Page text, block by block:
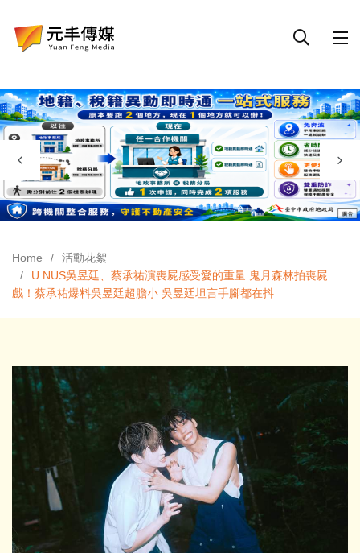
Home
活動花絮
U:NUS吳昱廷、蔡承祐演喪屍感受愛的重量 鬼月森林拍喪屍
戲！蔡承祐爆料吳昱廷超膽小 吳昱廷坦言手腳都在抖